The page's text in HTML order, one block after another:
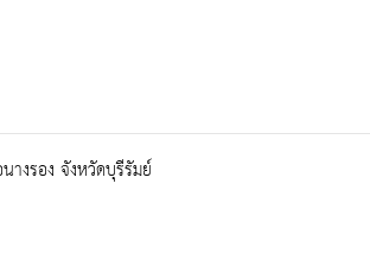
างรอง จังหวัดบุรีรัมย์